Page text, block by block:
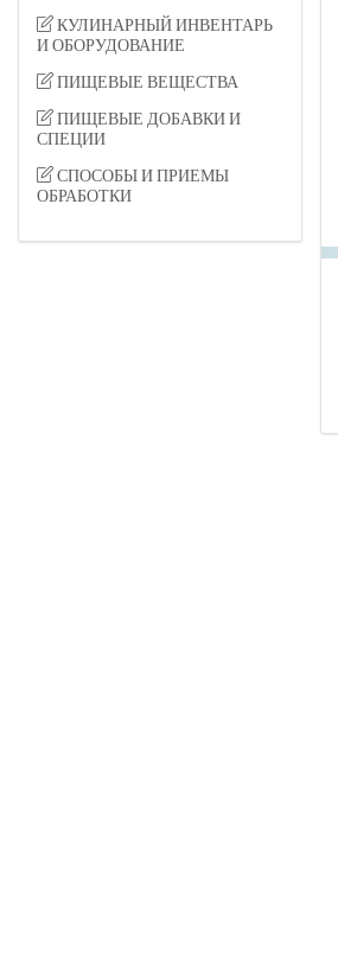
КУЛИНАРНЫЙ ИНВЕНТАРЬ
И ОБОРУДОВАНИЕ
ПИЩЕВЫЕ ВЕЩЕСТВА
ПИЩЕВЫЕ ДОБАВКИ И
СПЕЦИИ
СПОСОБЫ И ПРИЕМЫ
ОБРАБОТКИ